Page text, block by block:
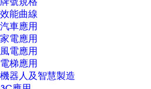
效能曲線
汽車應用
家電應用
風電應用
電梯應用
機器人及智慧製造